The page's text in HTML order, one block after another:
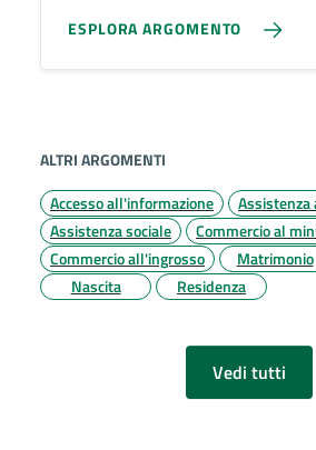
ESPLORA ARGOMENTO
ALTRI ARGOMENTI
Accesso all'informazione
Assistenza sociale
Commercio al
Commercio all'ingrosso
Matrimonio
Nascita
Residenza
Vedi tutti